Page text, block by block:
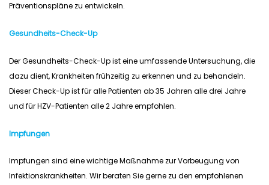
Präventionspläne zu entwickeln.
Gesundheits-Check-Up
Der Gesundheits-Check-Up ist eine umfassende Untersuchung, die
dazu dient, Krankheiten frühzeitig zu erkennen und zu behandeln.
Dieser Check-Up ist für alle Patienten ab 35 Jahren alle drei Jahre
und für HZV-Patienten alle 2 Jahre empfohlen.
Impfungen
Impfungen sind eine wichtige Maßnahme zur Vorbeugung von
Infektionskrankheiten. Wir beraten Sie gerne zu den empfohlenen